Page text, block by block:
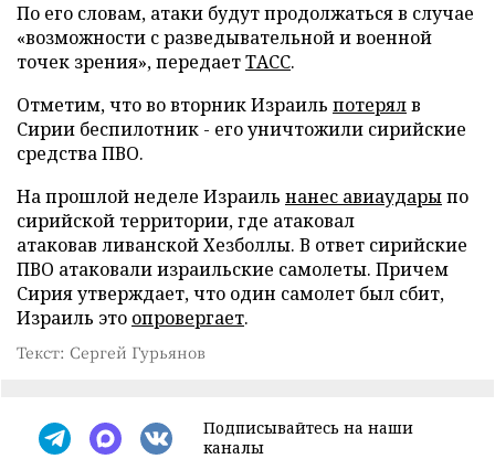
По его словам, атаки будут продолжаться в случае
«возможности с разведывательной и военной
точек зрения», передаетТАСС.
Отметим, что во вторник Израиль потерялв
Сирии беспилотник - его уничтожили сирийские
средства ПВО.
На прошлой неделе Израиль нанес авиаударыпо
сирийской территории, где атаковал
атаковав ливанской Хезболлы. В ответ сирийские
ПВО атаковали израильские самолеты. Причем
Сирия утверждает, что один самолет был сбит,
Израиль это опровергает.
Текст: Сергей Гурьянов
Подписывайтесь на наши
каналы